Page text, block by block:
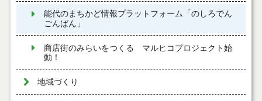
能代のまちかど情報プラットフォーム「のしろでん
ごんばん」
商店街のみらいをつくる マルヒコプロジェクト始
動！
地域づくり